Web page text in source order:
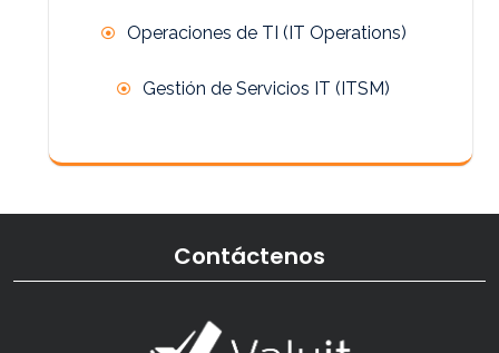
Operaciones de TI (IT Operations)
Gestión de Servicios IT (ITSM)
Contáctenos